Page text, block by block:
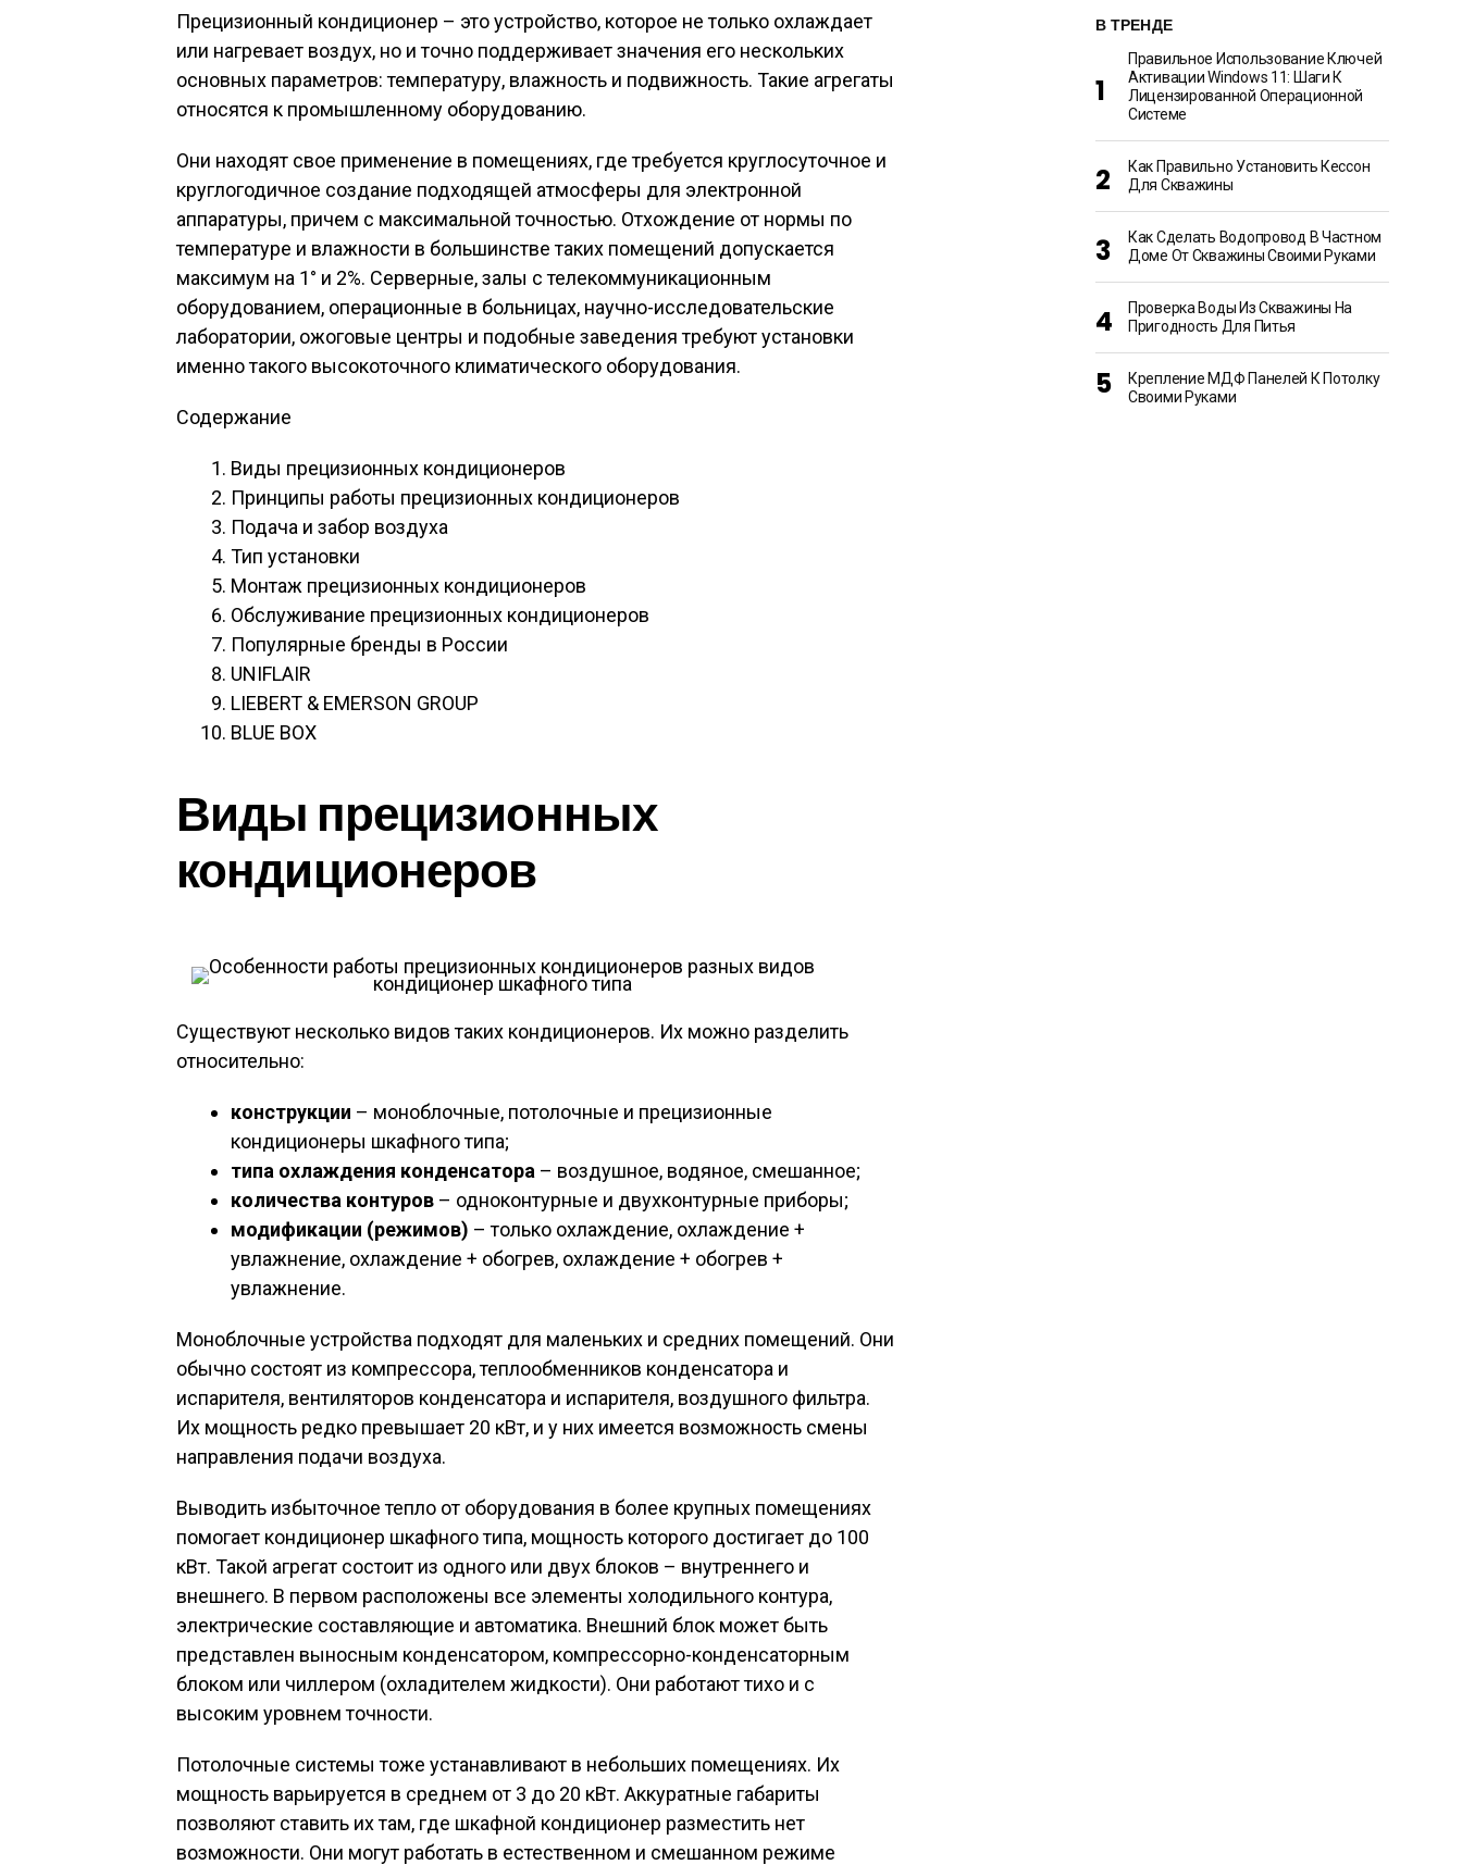
Прецизионный кондиционер – это устройство, которое не только охлаждает
или нагревает воздух, но и точно поддерживает значения его нескольких
основных параметров: температуру, влажность и подвижность. Такие агрегаты
относятся к промышленному оборудованию.
Они находят свое применение в помещениях, где требуется круглосуточное и
круглогодичное создание подходящей атмосферы для электронной
аппаратуры, причем с максимальной точностью. Отхождение от нормы по
температуре и влажности в большинстве таких помещений допускается
максимум на 1° и 2%. Серверные, залы с телекоммуникационным
оборудованием, операционные в больницах, научно-исследовательские
лаборатории, ожоговые центры и подобные заведения требуют установки
именно такого высокоточного климатического оборудования.
Содержание
Виды прецизионных кондиционеров
Принципы работы прецизионных кондиционеров
Подача и забор воздуха
Тип установки
Монтаж прецизионных кондиционеров
Обслуживание прецизионных кондиционеров
Популярные бренды в России
UNIFLAIR
LIEBERT & EMERSON GROUP
BLUE BOX
Виды прецизионных
кондиционеров
кондиционер шкафного типа
Существуют несколько видов таких кондиционеров. Их можно разделить
относительно:
конструкции – моноблочные, потолочные и прецизионные
кондиционеры шкафного типа;
типа охлаждения конденсатора – воздушное, водяное, смешанное;
количества контуров – одноконтурные и двухконтурные приборы;
модификации (режимов) – только охлаждение, охлаждение +
увлажнение, охлаждение + обогрев, охлаждение + обогрев +
увлажнение.
Моноблочные устройства подходят для маленьких и средних помещений. Они
обычно состоят из компрессора, теплообменников конденсатора и
испарителя, вентиляторов конденсатора и испарителя, воздушного фильтра.
Их мощность редко превышает 20 кВт, и у них имеется возможность смены
направления подачи воздуха.
Выводить избыточное тепло от оборудования в более крупных помещениях
помогает кондиционер шкафного типа, мощность которого достигает до 100
кВт. Такой агрегат состоит из одного или двух блоков – внутреннего и
внешнего. В первом расположены все элементы холодильного контура,
электрические составляющие и автоматика. Внешний блок может быть
представлен выносным конденсатором, компрессорно-конденсаторным
блоком или чиллером (охладителем жидкости). Они работают тихо и с
высоким уровнем точности.
Потолочные системы тоже устанавливают в небольших помещениях. Их
мощность варьируется в среднем от 3 до 20 кВт. Аккуратные габариты
позволяют ставить их там, где шкафной кондиционер разместить нет
возможности. Они могут работать в естественном и смешанном режиме
В ТРЕНДЕ
Правильное Использование Ключей
Активации Windows 11: Шаги К
Лицензированной Операционной
Системе
Как Правильно Установить Кессон
Для Скважины
Как Сделать Водопровод В Частном
Доме От Скважины Своими Руками
Проверка Воды Из Скважины На
Пригодность Для Питья
Крепление МДФ Панелей К Потолку
Своими Руками